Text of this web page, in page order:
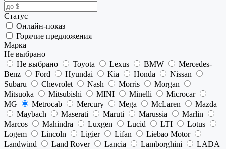
Статус
Онлайн-показ
Горячие предложения
Марка
Не выбрано
Не выбрано
Toyota Lexus BMW
Mercedes-
Benz
Ford Hyundai Kia Honda
Nissan
Subaru
Chevrolet Nash Morris
Morgan
Mitsuoka
Mitsubishi MINI Minelli
Microcar
MG
Metrocab Mercury Mega McLaren
Mazda
Maybach
Maserati Maruti Marussia
Marlin
Marcos
Mahindra Luxgen Lucid LTI
Lotus
Logem
Lincoln Ligier Lifan
Liebao Motor
Landwind
Land Rover Lancia Lamborghini
LADA